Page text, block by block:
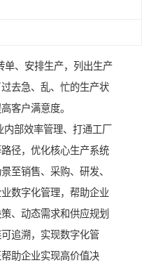
单、安排生产，列出生产
去急、乱、忙的生产状
客户满意度。
内部效率管理、打通工厂
径，优化核心生产系统
至销售、采购、研发、
数字化管理，帮助企业
、动态需求和供应规划
追溯，实现数字化管
助企业实现高价值决